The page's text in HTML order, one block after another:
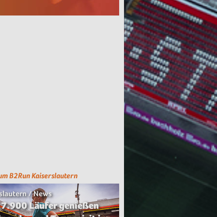
B2Run Kaiserslautern
/ News
Läufer genießen